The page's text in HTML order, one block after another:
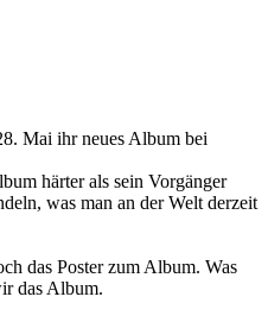
Mai ihr neues Album bei
härter als sein Vorgänger
was man an der Welt derzeit
das Poster zum Album. Was
das Album.